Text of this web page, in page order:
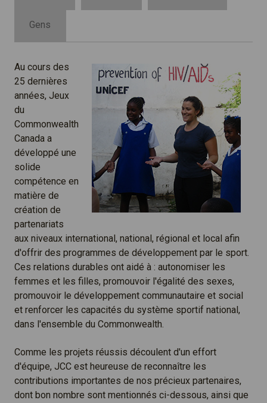
Gens
Au cours des
25 dernières
années, Jeux
du
Commonwealth
Canada a
développé une
solide
compétence en
matière de
création de
partenariats
aux niveaux international, national, régional et local afin
d'offrir des programmes de développement par le sport.
Ces relations durables ont aidé à : autonomiser les
femmes et les filles, promouvoir l'égalité des sexes,
promouvoir le développement communautaire et social
et renforcer les capacités du système sportif national,
dans l'ensemble du Commonwealth.
Comme les projets réussis découlent d'un effort
d'équipe, JCC est heureuse de reconnaître les
contributions importantes de nos précieux partenaires,
dont bon nombre sont mentionnés ci-dessous, ainsi que